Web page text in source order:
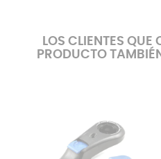
LOS CLIENTES QUE
PRODUCTO